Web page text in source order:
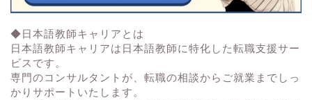
◆日本語教師キャリアとは
日本語教師キャリアは日本語教師に特化した転職支援サー
ビスです 。
専門のコンサルタントが、 転職の相談からご就業までしっ
かりサポートいたします。